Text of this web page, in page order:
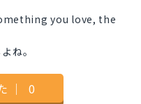
you love, the
ね。
｜ 0